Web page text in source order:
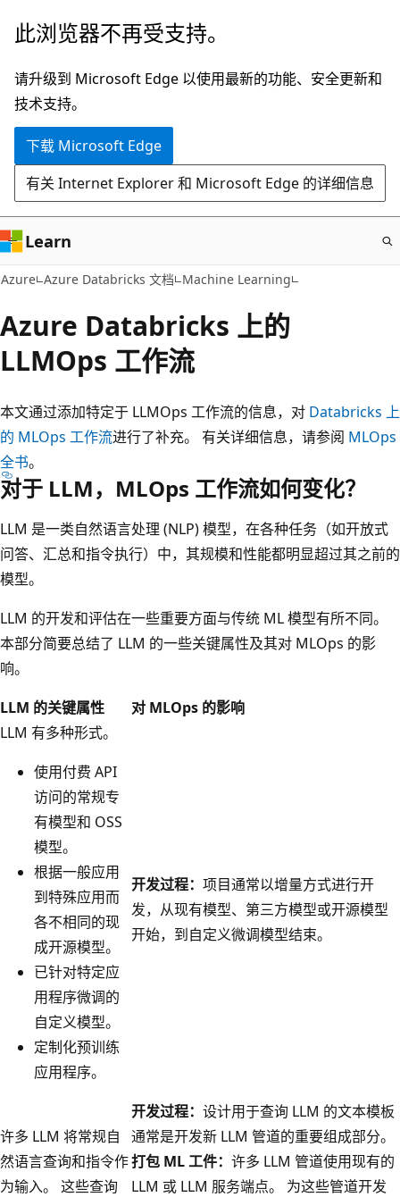
跳
主
要
内
此浏览器不再受支持。
请升级到 Microsoft Edge 以使用最新的功能、安全更新和
技术支持。
下载 Microsoft Edge
有关 Internet Explorer 和 Microsoft Edge 的详细信息
Learn
Azure Azure Databricks 文档 Machine Learning
Azure Databricks 上的
LLMOps 工作流
本文通过添加特定于 LLMOps 工作流的信息，对 Databricks 上
的 MLOps 工作流进行了补充。 有关详细信息，请参阅 MLOps
全书。
对于 LLM，MLOps 工作流如何变化？
LLM 是一类自然语言处理 (NLP) 模型，在各种任务（如开放式
问答、汇总和指令执行）中，其规模和性能都明显超过其之前的
模型。
LLM 的开发和评估在一些重要方面与传统 ML 模型有所不同。
本部分简要总结了 LLM 的一些关键属性及其对 MLOps 的影
响。
LLM 的关键属性
对 MLOps 的影响
LLM 有多种形式。
使用付费 API
访问的常规专
有模型和 OSS
模型。
根据一般应用
到特殊应用而
各不相同的现
成开源模型。
已针对特定应
用程序微调的
自定义模型。
定制化预训练
应用程序。
开发过程： 项目通常以增量方式进行开
发，从现有模型、第三方模型或开源模型
开始，到自定义微调模型结束。
许多 LLM 将常规自
然语言查询和指令作
为输入。 这些查询
开发过程： 设计用于查询 LLM 的文本模板
通常是开发新 LLM 管道的重要组成部分。
打包 ML 工件： 许多 LLM 管道使用现有的
LLM 或 LLM 服务端点。 为这些管道开发